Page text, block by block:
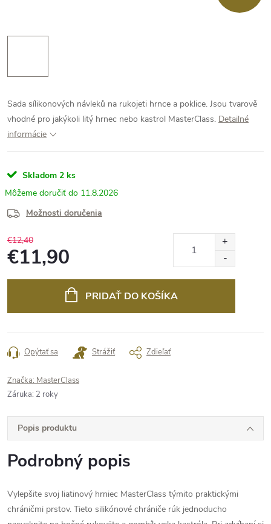
Sada sílikonových návleků na rukojeti hrnce a poklice. Jsou tvarově
vhodné pro jakýkoli litý hrnec nebo kastrol MasterClass. Detailné
informácie
Skladom 2 ks
11.8.2026
Možnosti doručenia
€12,40
€11,90
PRIDAŤ DO KOŠÍKA
Opýtať sa Strážiť Zdieľať
Značka: MasterClass
Záruka: 2 roky
Popis produktu
Podrobný popis
Vylepšite svoj liatinový hrniec MasterClass týmito praktickými
chráničmi prstov. Tieto silikónové chrániče rúk jednoducho